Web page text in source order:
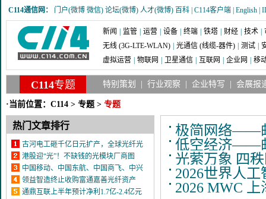
C114通信网： 门户(微博 微信) 论坛(微博) 人才(微博) 百科 C114客户端 English
新闻 监管 运营 设备 终端 铁塔 财经 技术
无线 (3G-LTE-WLAN)
光通信 (线缆-器件) 测试
虚拟运营
物联网 卫星通信 互联网 企业网 移
C114专题 特别策划 行业观察 企业特写 会展报
·当前位置： C114 > 专题 > 专题
热门文章排行
古河电工砸千亿日元扩产，全球光纤光
缆产能竞赛全面打响
港股迎“光”！不缺钱的光模块厂商图
啥？中国移动、中国东航、中国商飞、中兴
通讯签署5G-ATG四方合作协议
领益智造终止收购富通嘉善光纤资产
通鼎互联上半年预计净利1.7亿-2.4亿元
极简网络——
低空经济——
光萦万象 四
2026世界人
2026 MWC 上